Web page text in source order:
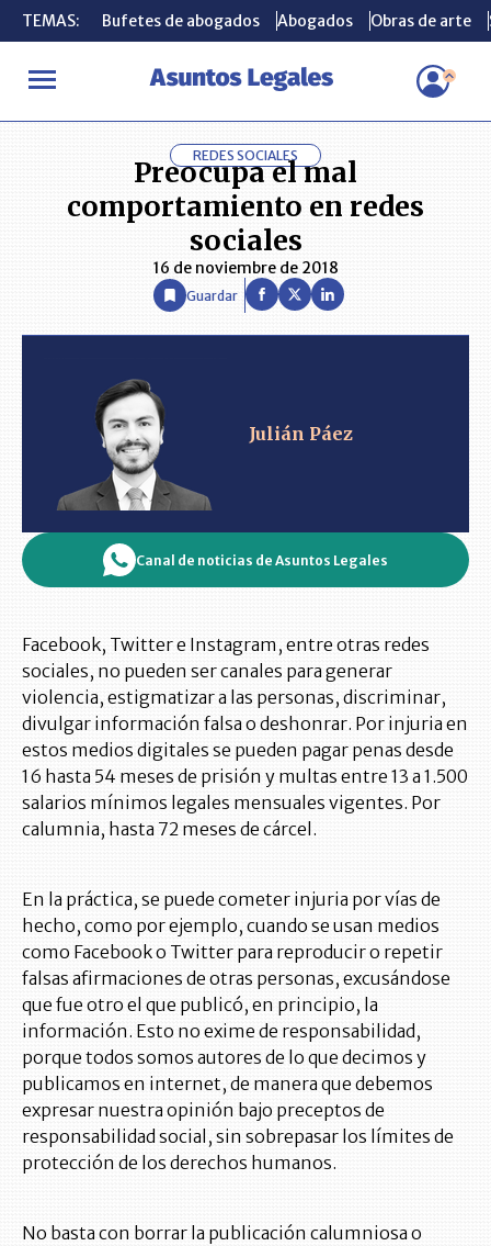
TEMAS: Bufetes de abogados Abogados Obras de arte
INICIO ANÁLISIS JULIÁN PÁEZ Preocupa el mal
TEMAS: Bufetes de abogados Abogados Obras de arte
REDES SOCIALES
Preocupa el mal
comportamiento en redes
sociales
16 de noviembre de 2018
Guardar
Julián Páez
Canal de noticias de Asuntos Legales
Facebook, Twitter e Instagram, entre otras redes
sociales, no pueden ser canales para generar
violencia, estigmatizar a las personas, discriminar,
divulgar información falsa o deshonrar. Por injuria en
estos medios digitales se pueden pagar penas desde
16 hasta 54 meses de prisión y multas entre 13 a 1.500
salarios mínimos legales mensuales vigentes. Por
calumnia, hasta 72 meses de cárcel.
En la práctica, se puede cometer injuria por vías de
hecho, como por ejemplo, cuando se usan medios
como Facebook o Twitter para reproducir o repetir
falsas afirmaciones de otras personas, excusándose
que fue otro el que publicó, en principio, la
información. Esto no exime de responsabilidad,
porque todos somos autores de lo que decimos y
publicamos en internet, de manera que debemos
expresar nuestra opinión bajo preceptos de
responsabilidad social, sin sobrepasar los límites de
protección de los derechos humanos.
No basta con borrar la publicación calumniosa o